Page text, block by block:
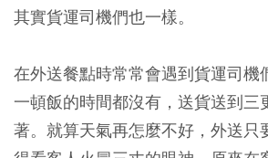
其實貨運司機們也一樣。
在外送餐點時常常會遇到貨運司機
一頓飯的時間都沒有，送貨送到三
著。 就算天氣再怎麼不好，外送只